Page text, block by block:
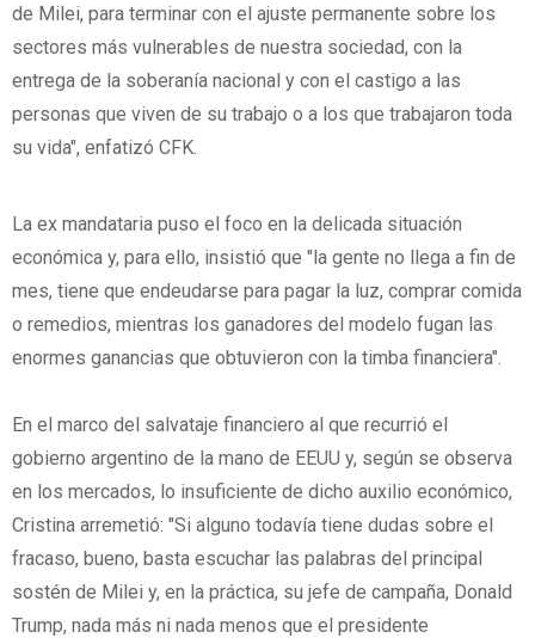
de Milei, para terminar con el ajuste permanente sobre los
sectores más vulnerables de nuestra sociedad, con la
entrega de la soberanía nacional y con el castigo a las
personas que viven de su trabajo o a los que trabajaron toda
su vida", enfatizó CFK.
La ex mandataria puso el foco en la delicada situación
económica y, para ello, insistió que "la gente no llega a fin de
mes, tiene que endeudarse para pagar la luz, comprar comida
o remedios, mientras los ganadores del modelo fugan las
enormes ganancias que obtuvieron con la timba financiera".
En el marco del salvataje financiero al que recurrió el
gobierno argentino de la mano de EEUU y, según se observa
en los mercados, lo insuficiente de dicho auxilio económico,
Cristina arremetió: "Si alguno todavía tiene dudas sobre el
fracaso, bueno, basta escuchar las palabras del principal
sostén de Milei y, en la práctica, su jefe de campaña, Donald
Trump, nada más ni nada menos que el presidente